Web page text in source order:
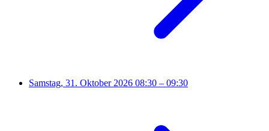
Samstag, 31. Oktober 2026 08:30 – 09:30